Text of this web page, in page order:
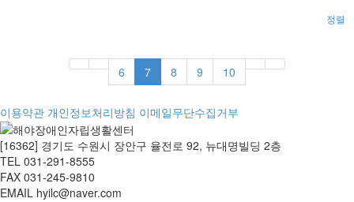
정렬
6 7 8 9 10
이용약관 개인정보처리방침 이메일무단수집거부
[16362] 경기도 수원시 장안구 율전로 92, 뉴대명빌딩 2층
TEL 031-291-8555
FAX 031-245-9810
EMAIL hyilc@naver.com